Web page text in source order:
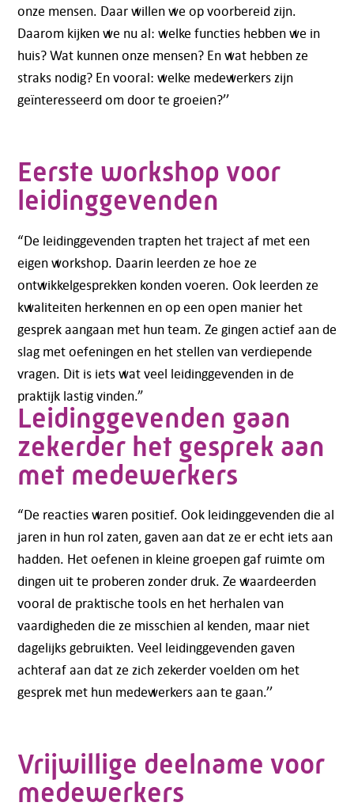
onze mensen. Daar willen we op voorbereid zijn.
Daarom kijken we nu al: welke functies hebben we in
huis? Wat kunnen onze mensen? En wat hebben ze
straks nodig? En vooral: welke medewerkers zijn
geïnteresseerd om door te groeien?’’
Eerste workshop voor
leidinggevenden
“De leidinggevenden trapten het traject af met een
eigen workshop. Daarin leerden ze hoe ze
ontwikkelgesprekken konden voeren. Ook leerden ze
kwaliteiten herkennen en op een open manier het
gesprek aangaan met hun team. Ze gingen actief aan de
slag met oefeningen en het stellen van verdiepende
vragen. Dit is iets wat veel leidinggevenden in de
praktijk lastig vinden.”
Leidinggevenden gaan
zekerder het gesprek aan
met medewerkers
“De reacties waren positief. Ook leidinggevenden die al
jaren in hun rol zaten, gaven aan dat ze er echt iets aan
hadden. Het oefenen in kleine groepen gaf ruimte om
dingen uit te proberen zonder druk. Ze waardeerden
vooral de praktische tools en het herhalen van
vaardigheden die ze misschien al kenden, maar niet
dagelijks gebruikten. Veel leidinggevenden gaven
achteraf aan dat ze zich zekerder voelden om het
gesprek met hun medewerkers aan te gaan.’’
Vrijwillige deelname voor
medewerkers